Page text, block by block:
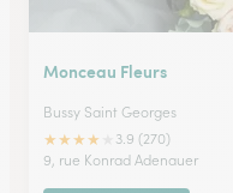
Monceau Fleurs
Bussy Saint Georges
★★★★
3.9 (270)
9, rue Konrad Adenauer